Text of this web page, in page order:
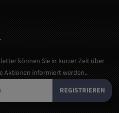
können Sie in kurzer Zeit über
Aktionen informiert werden..
REGISTRIEREN